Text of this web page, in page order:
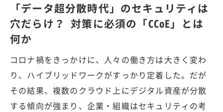
「データ超分散時代」のセキュリティは
穴だらけ？ 対策に必須の「CCoE」とは
何か
コロナ禍をきっかけに、人々の働き方は大きく変わ
り、ハイブリッドワークがすっかり定着した。だが
その結果、複数のクラウド上にデジタル資産が分散
する傾向が強まり、企業・組織はセキュリティの考